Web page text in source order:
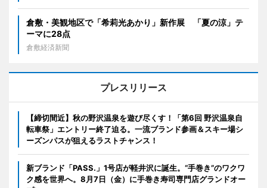
倉敷・美観地区で「希莉光あかり」新作展 「夏の涼」テ
ーマに28点
倉敷経済新聞
プレスリリース
【締切間近】秋の野沢温泉を遊び尽くす！「第6回 野沢温泉自
転車祭」エントリー終了迫る。一流ブランド参画＆スキー場シ
ーズンパスが狙えるラストチャンス！
新ブランド「PASS.」1号店が軽井沢に誕生。“手巻き”のワクワ
ク感を世界へ。8月7日（金）に手巻き寿司専門店グランドオー